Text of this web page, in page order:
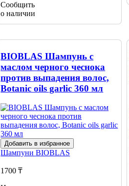
Сообщить
о наличии
BIOBLAS Шампунь с
маслом черного чеснока
против выпадения волос,
Botanic oils garlic 360 мл
Добавить в избранное
ШампуниBIOBLAS
1700 ₸